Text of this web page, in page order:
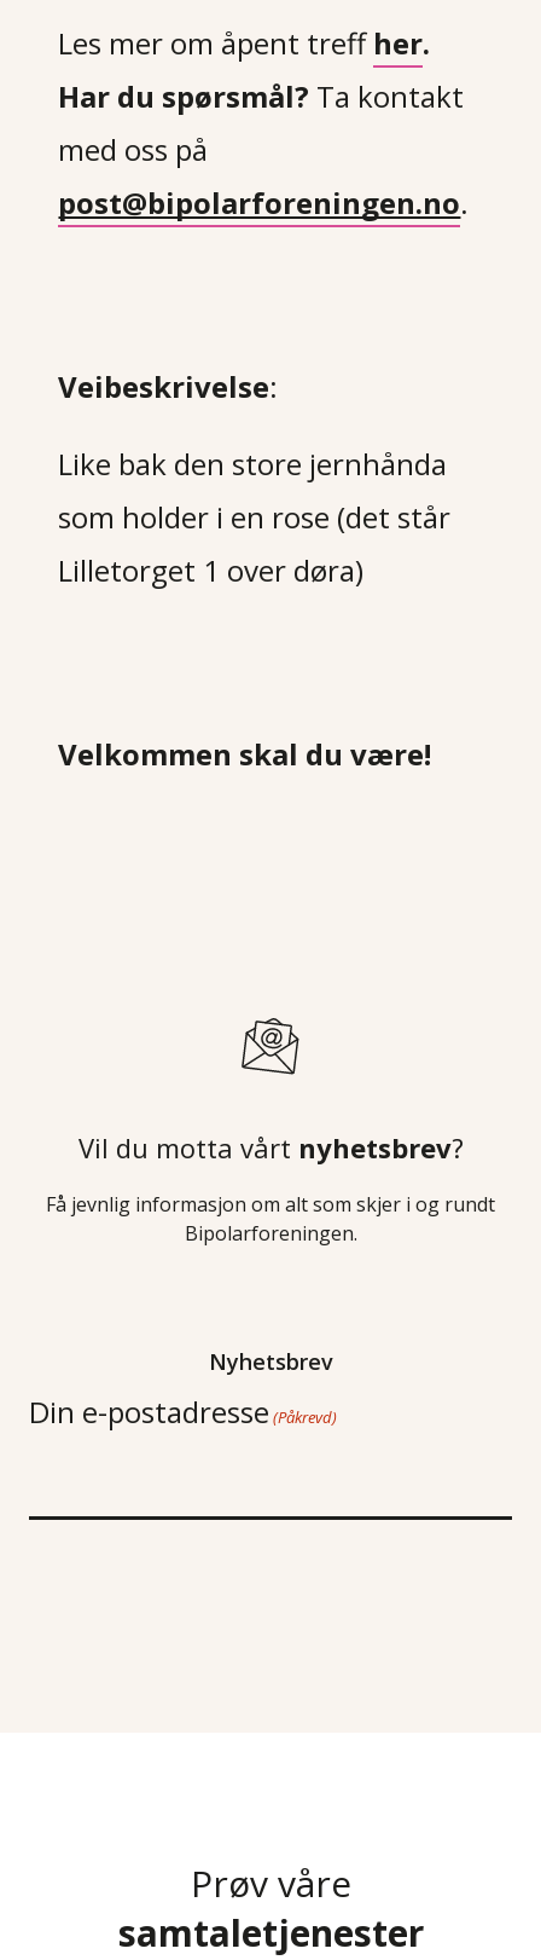
Les mer om åpent treff her.
Har du spørsmål? Ta kontakt
med oss på
post@bipolarforeningen.no.
Veibeskrivelse:
Like bak den store jernhånda
som holder i en rose (det står
Lilletorget 1 over døra)
Velkommen skal du være!
Vil du motta vårt nyhetsbrev?
Få jevnlig informasjon om alt som skjer i og rundt
Bipolarforeningen.
Nyhetsbrev
Din e-postadresse (Påkrevd)
Prøv våre
samtaletjenester